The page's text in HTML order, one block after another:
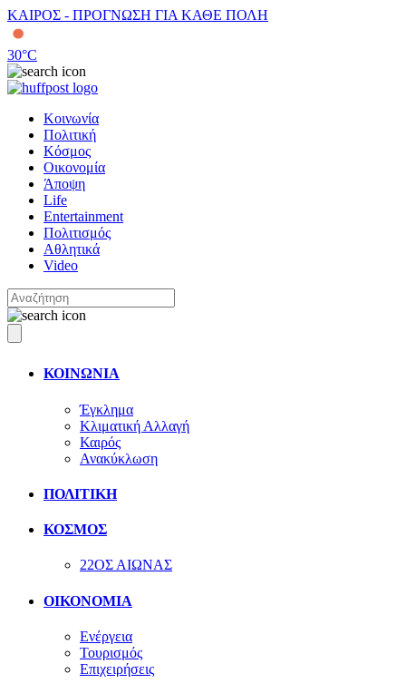
ΚΑΙΡΟΣ - ΠΡΟΓΝΩΣΗ ΓΙΑ ΚΑΘΕ ΠΟΛΗ
30°C
Κοινωνία
Πολιτική
Κόσμος
Οικονομία
Άποψη
Life
Entertainment
Πολιτισμός
Αθλητικά
Video
ΚΟΙΝΩΝΙΑ
Έγκλημα
Κλιματική Αλλαγή
Καιρός
Ανακύκλωση
ΠΟΛΙΤΙΚΗ
ΚΟΣΜΟΣ
22ΟΣ ΑΙΩΝΑΣ
ΟΙΚΟΝΟΜΙΑ
Ενέργεια
Τουρισμός
Επιχειρήσεις